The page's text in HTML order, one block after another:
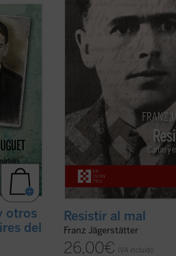
de
otros
del
negarse a servir en el
publican aquí por primera
castellano todos los
Jägerstätter ...
Resistir al mal
Franz Jägerstätter
26,00€ IVA incluido